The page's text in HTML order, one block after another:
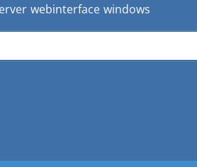
webinterface windows